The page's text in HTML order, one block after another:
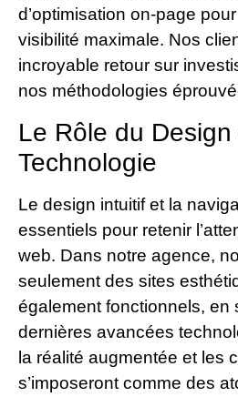
d’optimisation on-page
visibilité maximale. Nos
incroyable retour sur
nos méthodologies
Le Rôle du
Technologie
Le design intuitif et la
essentiels pour retenir
web. Dans notre agence,
seulement des sites
également fonctionnels, en
dernières avancées
la réalité augmentée et les
s’imposeront comme des